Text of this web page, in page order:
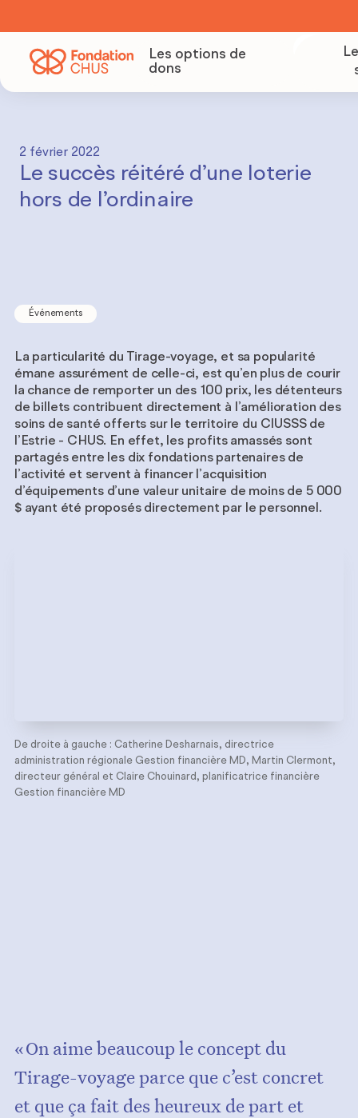
Les options de
dons
2 février 2022
Le succès réitéré d’une loterie
hors de l’ordinaire
Événements
La particularité du Tirage-voyage, et sa popularité
émane assurément de celle-ci, est qu’en plus de courir
la chance de remporter un des 100 prix, les détenteurs
de billets contribuent directement à l’amélioration des
soins de santé offerts sur le territoire du CIUSSS de
l’Estrie - CHUS. En effet, les profits amassés sont
partagés entre les dix fondations partenaires de
l’activité et servent à financer l’acquisition
d’équipements d’une valeur unitaire de moins de 5 000
$ ayant été proposés directement par le personnel.
De droite à gauche : Catherine Desharnais, directrice
administration régionale Gestion financière MD, Martin Clermont,
directeur général et Claire Chouinard, planificatrice financière
Gestion financière MD
« On aime beaucoup le concept du
Tirage-voyage parce que c’est concret
et que ça fait des heureux de part et